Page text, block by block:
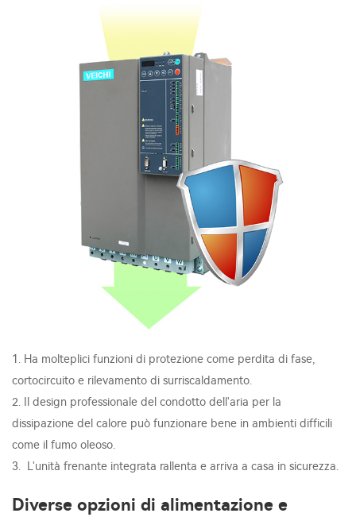
1. Ha molteplici funzioni di protezione come perdita di fase,
cortocircuito e rilevamento di surriscaldamento.
2. Il design professionale del condotto dell'aria per la
dissipazione del calore può funzionare bene in ambienti difficili
come il fumo oleoso.
3. L'unità frenante integrata rallenta e arriva a casa in sicurezza.
Diverse opzioni di alimentazione e